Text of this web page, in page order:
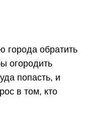
города обратить
огородить
попасть, и
в том, кто